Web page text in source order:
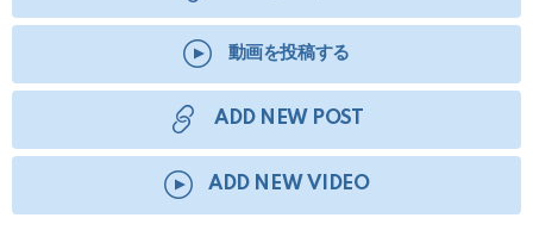
動画を投稿する
ADD NEW POST
ADD NEW VIDEO